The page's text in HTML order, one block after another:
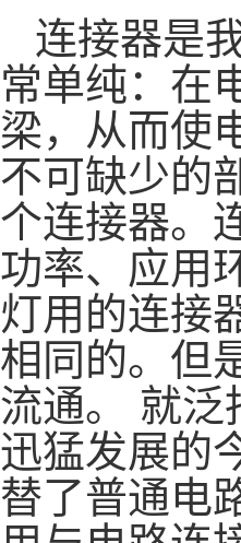
连接器是
常单纯：在
梁，从而使
不可缺少的
个连接器。
功率、应用
灯用的连接
相同的。但
流通。 就泛
迅猛发展的
替了普通电